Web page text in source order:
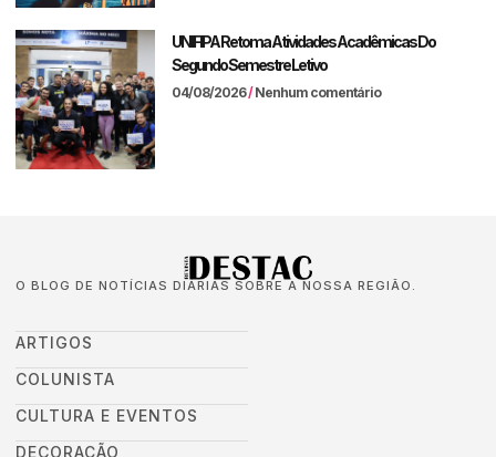
UNIFIPA Retoma Atividades Acadêmicas Do
Segundo Semestre Letivo
04/08/2026 Nenhum comentário
O BLOG DE NOTÍCIAS DIÁRIAS SOBRE A NOSSA REGIÃO.
ARTIGOS
COLUNISTA
CULTURA E EVENTOS
DECORAÇÃO